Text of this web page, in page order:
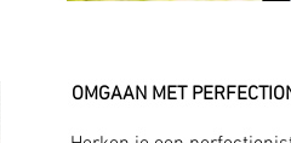
OMGAAN MET